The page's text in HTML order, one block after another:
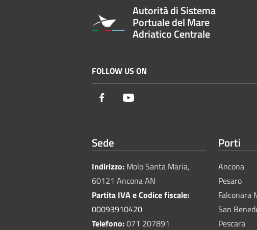
Autorità di Sistema
Portuale del Mare
Adriatico Centrale
FOLLOW US ON
Facebook
Sede
Indirizzo: Molo Santa Maria,
60121 Ancona AN
Partita IVA e Codice fiscale:
00093910420
Telefono:071 207891
Porti
Ancona
Pesaro
Falconara
San
Pescara